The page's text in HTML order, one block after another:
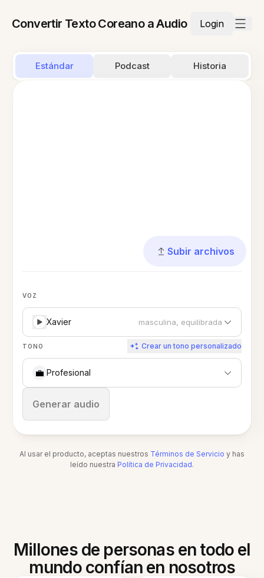
Convertir Texto Coreano a Audio Login
Estándar Podcast Historia
Subir archivos
VOZ
Xavier masculina, equilibrada
TONO Crear un tono personalizado
💼 Profesional
Generar audio
Detener
Al usar el producto, aceptas nuestros Términos de Servicio y has
leído nuestra Política de Privacidad.
Millones de personas en todo el
mundo confían en nosotros